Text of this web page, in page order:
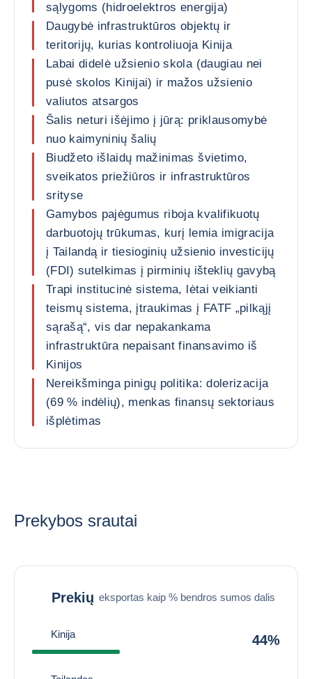
sąlygoms (hidroelektros energija)
Daugybė infrastruktūros objektų ir
teritorijų, kurias kontroliuoja Kinija
Labai didelė užsienio skola (daugiau nei
pusė skolos Kinijai) ir mažos užsienio
valiutos atsargos
Šalis neturi išėjimo į jūrą: priklausomybė
nuo kaimyninių šalių
Biudžeto išlaidų mažinimas švietimo,
sveikatos priežiūros ir infrastruktūros
srityse
Gamybos pajėgumus riboja kvalifikuotų
darbuotojų trūkumas, kurį lemia imigracija
į Tailandą ir tiesioginių užsienio investicijų
(FDI) sutelkimas į pirminių išteklių gavybą
Trapi institucinė sistema, lėtai veikianti
teismų sistema, įtraukimas į FATF „pilkąjį
sąrašą“, vis dar nepakankama
infrastruktūra nepaisant finansavimo iš
Kinijos
Nereikšminga pinigų politika: dolerizacija
(69 % indėlių), menkas finansų sektoriaus
išplėtimas
Prekybos srautai
Prekių eksportas kaip % bendros sumos dalis
Kinija 44%